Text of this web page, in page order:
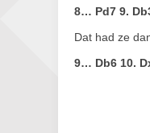
8… Pd7 9.
Dat had ze
9… Db6 10.